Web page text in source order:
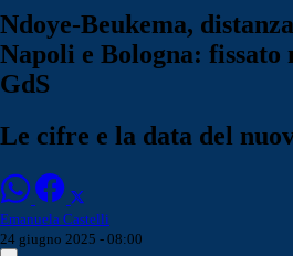
Ndoye-Beukema,
Napoli e Bologna: fissato
GdS
Le cifre e la data del
Emanuela Castelli
24 giugno 2025 - 08:00